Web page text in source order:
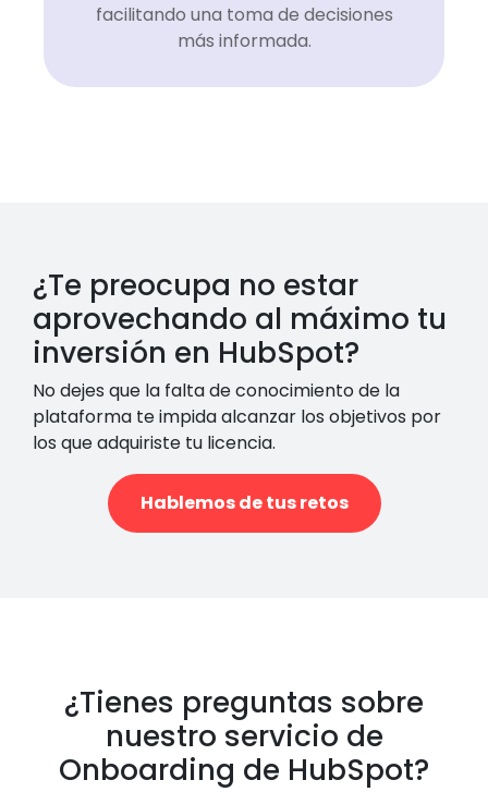
facilitando una toma de decisiones
más informada.
¿Te preocupa no estar
aprovechando al máximo tu
inversión en HubSpot?
No dejes que la falta de conocimiento de la
plataforma te impida alcanzar los objetivos por
los que adquiriste tu licencia.
Hablemos de tus retos
¿Tienes preguntas sobre
nuestro servicio de
Onboarding de HubSpot?